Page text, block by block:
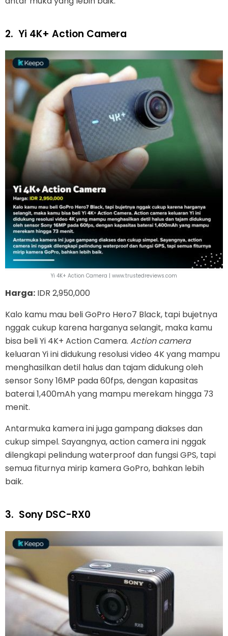
2. Yi 4K+ Action Camera
Yi 4K+ Action Camera | www.trustedreviews.com
Harga: IDR 2,950,000
Kalo kamu mau beli GoPro Hero7 Black, tapi bujetnya
nggak cukup karena harganya selangit, maka kamu
bisa beli Yi 4K+ Action Camera. Action camera
keluaran Yi ini didukung resolusi video 4K yang mampu
menghasilkan detil halus dan tajam didukung oleh
sensor Sony 16MP pada 60fps, dengan kapasitas
baterai 1,400mAh yang mampu merekam hingga 73
menit.
Antarmuka kamera ini juga gampang diakses dan
cukup simpel. Sayangnya, action camera ini nggak
dilengkapi pelindung waterproof dan fungsi GPS, tapi
semua fiturnya mirip kamera GoPro, bahkan lebih
baik.
3. Sony DSC-RX0